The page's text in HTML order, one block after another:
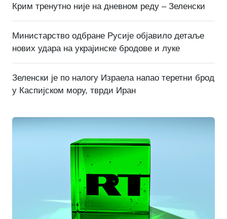
Крим тренутно није на дневном реду – Зеленски
Министарство одбране Русије објавило детаље
нових удара на украјинске бродове и луке
Зеленски је по налогу Израела напао теретни брод
у Каспијском мору, тврди Иран